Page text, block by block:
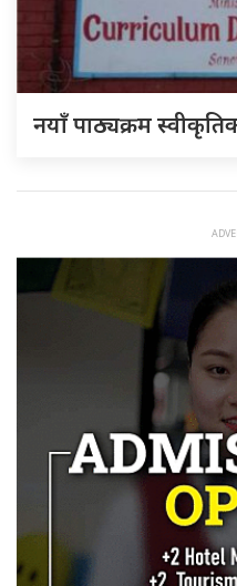
नयाँ पाठ्यक्रम